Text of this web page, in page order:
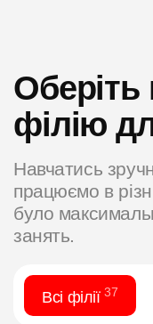
філію
Навчатись
працюємо в
було
занять.
Всі філії37